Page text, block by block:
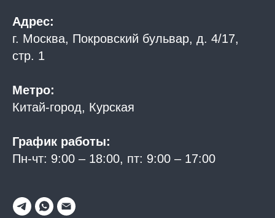
Адрес:
г. Москва, Покровский бульвар, д. 4/17,
стр. 1
Метро:
Китай-город, Курская
График работы:
Пн-чт: 9:00 – 18:00, пт: 9:00 – 17:00